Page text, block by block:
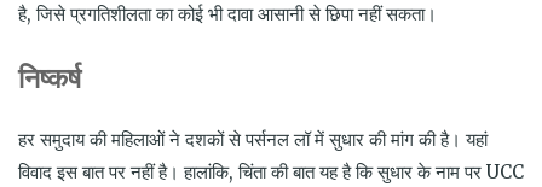
है, जिसे प्रगतिशीलता का कोई भी दावा आसानी से छिपा नहीं सकता।
निष्कर्ष
हर समुदाय की महिलाओं ने दशकों से पर्सनल लॉ में सुधार की मांग की है। यहां
विवाद इस बात पर नहीं है। हालांकि, चिंता की बात यह है कि सुधार के नाम पर UCC